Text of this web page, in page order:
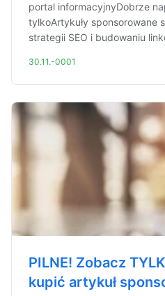
portal informacyjnyDobrze
tylkoArtykuły sponsorowane
strategii SEO i budowaniu
30.11.-0001
PILNE! Zobacz
kupić artykuł